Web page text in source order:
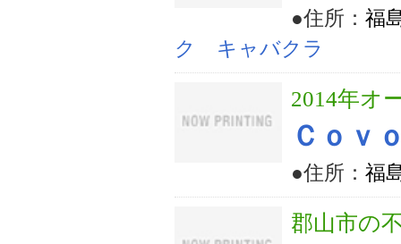
●住所： 福
ク キャバクラ
2014年オ
Ｃｏｖ
●住所： 福
郡山市の